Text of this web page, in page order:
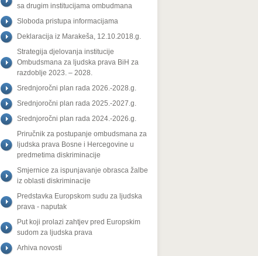
sa drugim institucijama ombudmana
Sloboda pristupa informacijama
Deklaracija iz Marakeša, 12.10.2018.g.
Strategija djelovanja institucije
Ombudsmana za ljudska prava BiH za
razdoblje 2023. – 2028.
Srednjoročni plan rada 2026.-2028.g.
Srednjoročni plan rada 2025.-2027.g.
Srednjoročni plan rada 2024.-2026.g.
Priručnik za postupanje ombudsmana za
ljudska prava Bosne i Hercegovine u
predmetima diskriminacije
Smjernice za ispunjavanje obrasca žalbe
iz oblasti diskriminacije
Predstavka Europskom sudu za ljudska
prava - naputak
Put koji prolazi zahtjev pred Europskim
sudom za ljudska prava
Arhiva novosti